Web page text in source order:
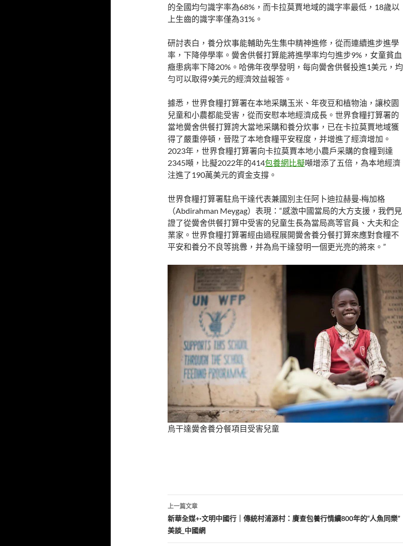
的全國均勻識字率為68%，而卡拉莫賈地域的識字率最低，18歲以
上生齒的識字率僅為31%。
研討表白，養分炊事能輔助先生集中精神進修，從而連續進步進學
率，下降停學率。黌舍供餐打算能將進學率均勻進步9%，女童貧血
癥患病率下降20%。哈佛年夜學發明，每向黌舍供餐投進1美元，均
勻可以取得9美元的經濟效益報答。
據悉，世界食糧打算署在本地采購玉米、年夜豆和植物油，讓校園
兒童和小農都能受害，從而安慰本地經濟成長。世界食糧打算署的
當地黌舍供餐打算誇大當地采購和養分炊事，已在卡拉莫賈地域獲
得了嚴重停頓，晉陞了本地食糧平安程度，并增進了經濟增加。
2023年，世界食糧打算署向卡拉莫賈本地小農戶采購的食糧到達
2345噸，比擬2022年的414包養網比擬噸增添了五倍，為本地經濟
注進了190萬美元的資金支撐。
世界食糧打算署駐烏干達代表兼國別主任阿卜迪拉赫曼·梅加格
（Abdirahman Meygag）表現：“感激中國當局的大方支援，我們見
證了從黌舍供餐打算中受害的兒童生長為當局高等官員、大夫和企
業家。世界食糧打算署經由過程展開黌舍養分餐打算來應對食糧不
平安和養分不良等挑釁，并為烏干達發明一個更光亮的將來。”
烏干達黌舍養分餐項目受害兒童
文
章
導
上一篇文章
新華全媒+·文明中國行｜傳統村浦源村：賡查包養行情續800年的“人魚同樂”
美談_中國網